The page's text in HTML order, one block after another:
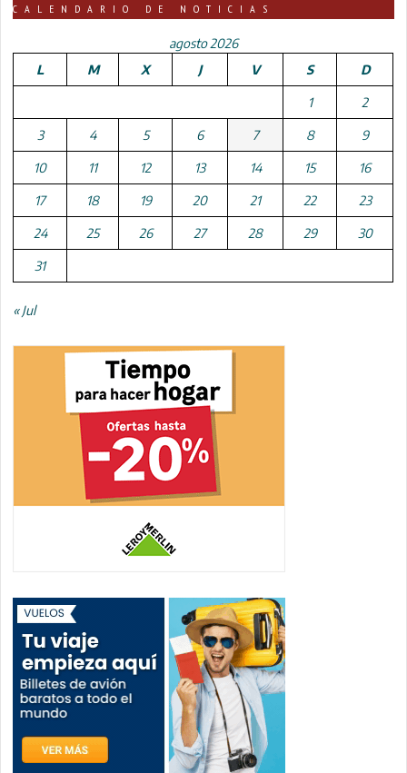
CALENDARIO DE NOTICIAS
agosto 2026
L
M X J V S D
1 2
3 4 5 6 7 8 9
10 11 12 13 14 15 16
17 18 19 20 21 22 23
24 25 26 27 28 29 30
31
« Jul